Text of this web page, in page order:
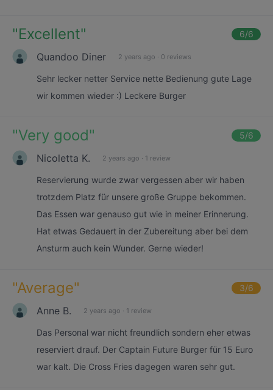
"Excellent" 6/6
Quandoo Diner 2 years ago · 0 reviews
Sehr lecker netter Service nette Bedienung gute Lage
wir kommen wieder :) Leckere Burger
"Very good" 5/6
Nicoletta K. 2 years ago · 1 review
Reservierung wurde zwar vergessen aber wir haben
trotzdem Platz für unsere große Gruppe bekommen.
Das Essen war genauso gut wie in meiner Erinnerung.
Hat etwas Gedauert in der Zubereitung aber bei dem
Ansturm auch kein Wunder. Gerne wieder!
"Average" 3/6
Anne B. 2 years ago · 1 review
Das Personal war nicht freundlich sondern eher etwas
reserviert drauf. Der Captain Future Burger für 15 Euro
war kalt. Die Cross Fries dagegen waren sehr gut.